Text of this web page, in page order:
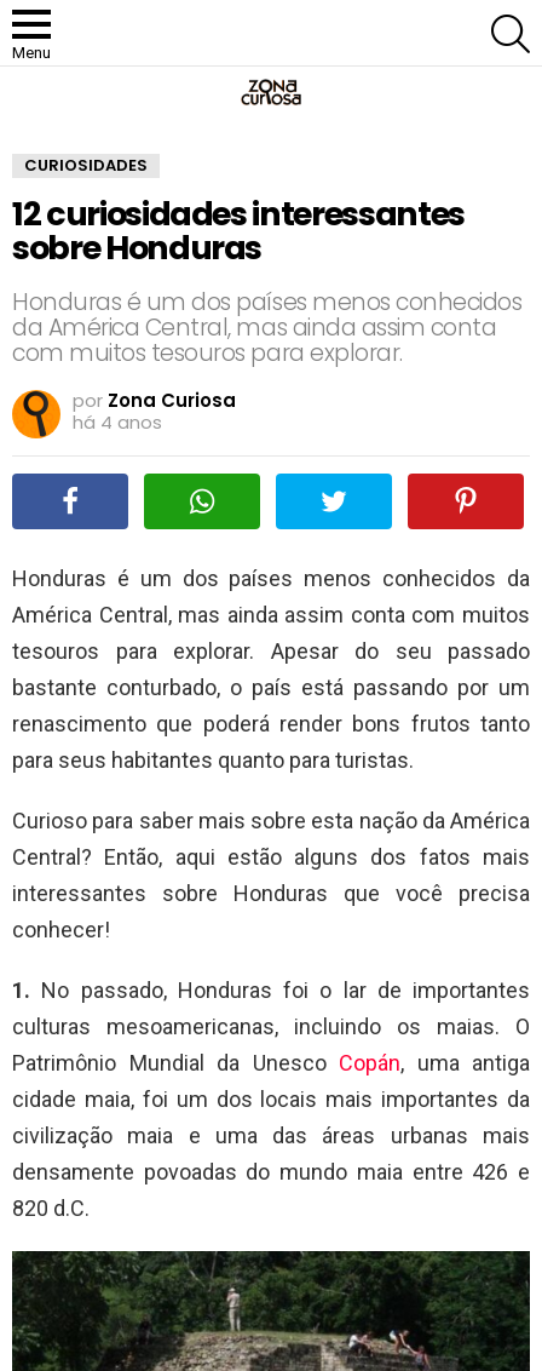
Menu
CURIOSIDADES
12 curiosidades interessantes
sobre Honduras
Honduras é um dos países menos conhecidos
da América Central, mas ainda assim conta
com muitos tesouros para explorar.
por Zona Curiosa
há 4 anos
Honduras é um dos países menos conhecidos da
América Central, mas ainda assim conta com muitos
tesouros para explorar. Apesar do seu passado
bastante conturbado, o país está passando por um
renascimento que poderá render bons frutos tanto
para seus habitantes quanto para turistas.
Curioso para saber mais sobre esta nação da América
Central? Então, aqui estão alguns dos fatos mais
interessantes sobre Honduras que você precisa
conhecer!
1. No passado, Honduras foi o lar de importantes
culturas mesoamericanas, incluindo os maias. O
Patrimônio Mundial da Unesco Copán, uma antiga
cidade maia, foi um dos locais mais importantes da
civilização maia e uma das áreas urbanas mais
densamente povoadas do mundo maia entre 426 e
820 d.C.